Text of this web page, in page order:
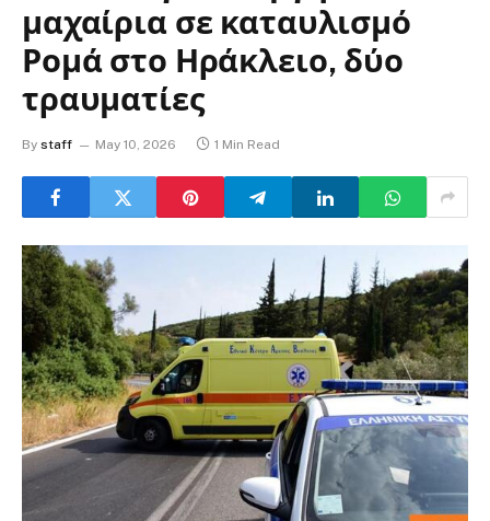
μαχαίρια σε καταυλισμό
Ρομά στο Ηράκλειο, δύο
τραυματίες
By staff May 10, 2026 1 Min Read